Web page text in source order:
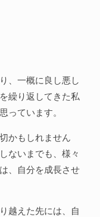
、一概に良し悪し
繰り返してきた私
っています。
かもしれません
ないまでも、様々
、自分を成長させ
越えた先には、自